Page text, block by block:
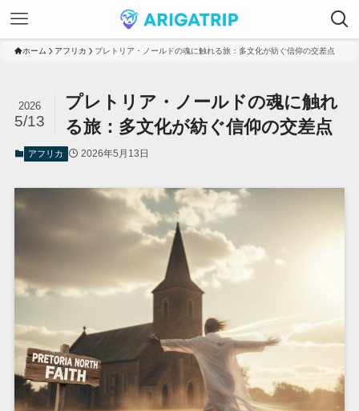
ホーム アフリカ プレトリア・ノールドの魂に触れる旅：多文化が紡ぐ信仰の交差点
プレトリア・ノールドの魂に触れ
る旅：多文化が紡ぐ信仰の交差点
2026
5/13
アフリカ 2026年5月13日